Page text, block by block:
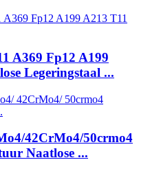
A369 Fp12 A199
Legeringstaal ...
42CrMo4/50crmo4
Naatlose ...